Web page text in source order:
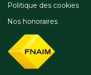
Politique des cookies
Nos honoraires